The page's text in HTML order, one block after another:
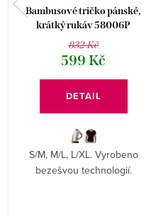
Bambusové tričko pánské,
krátký rukáv 58006P
832 Kč
599 Kč
DETAIL
S/M, M/L, L/XL. Vyrobeno
bezešvou technologií.